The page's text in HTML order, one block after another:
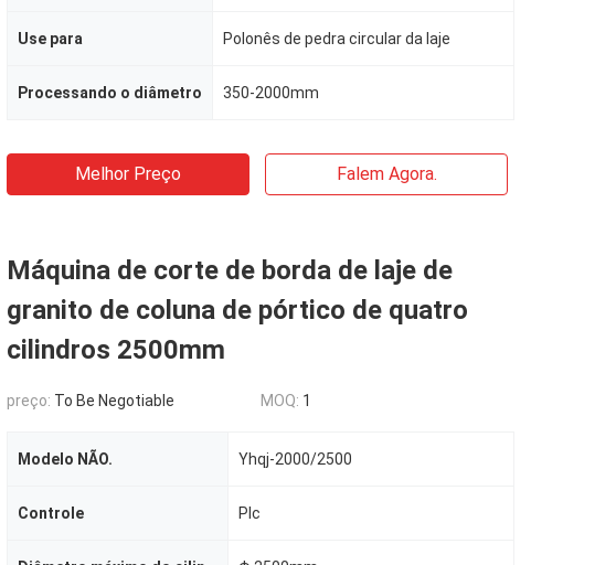
Use para Polonês de pedra circular da laje
Processando o diâmetro 350-2000mm
Melhor Preço Falem Agora.
Máquina de corte de borda de laje de
granito de coluna de pórtico de quatro
cilindros 2500mm
preço: To Be Negotiable MOQ: 1
Modelo NÃO. Yhqj-2000/2500
Controle Plc